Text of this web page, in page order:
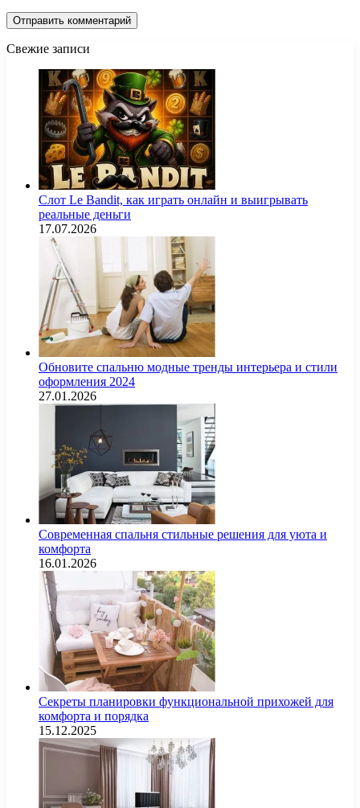
Свежие записи
Слот Le Bandit, как играть онлайн и выигрывать
реальные деньги
17.07.2026
Обновите спальню модные тренды интерьера и стили
оформления 2024
27.01.2026
Современная спальня стильные решения для уюта и
комфорта
16.01.2026
Секреты планировки функциональной прихожей для
комфорта и порядка
15.12.2025